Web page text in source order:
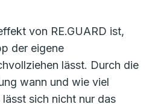
von RE.GUARD ist,
der eigene
lässt. Durch die
wann und wie viel
sich nicht nur das